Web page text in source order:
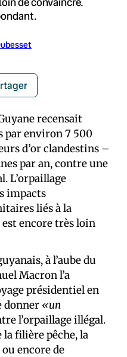
recensait
par environ 7 500
d’or clandestins –
par an, contre une
L’orpaillage
impacts
liés à la
est encore très loin
à l’aube du
Macron l’a
présidentiel en
donner «un
l’orpaillage illégal.
la filière pêche, la
encore de